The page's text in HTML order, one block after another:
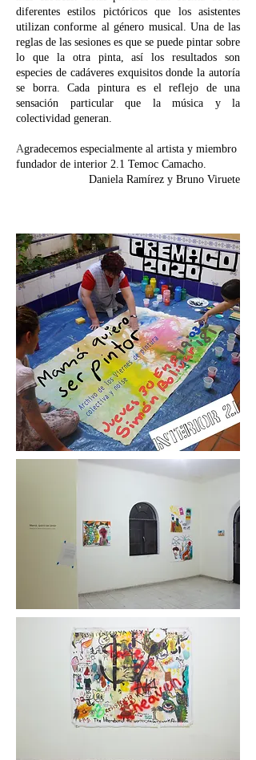
diferentes estilos pictóricos que los asistentes
utilizan conforme al género musical. Una de las
reglas de las sesiones es que se puede pintar sobre
lo que la otra pinta, así los resultados son
especies de cadáveres exquisitos donde la autoría
se borra. Cada pintura es el reflejo de una
sensación particular que la música y la
colectividad generan.
Agradecemos especialmente al artista y miembro
fundador de interior 2.1 Temoc Camacho.
Daniela Ramírez y Bruno Viruete